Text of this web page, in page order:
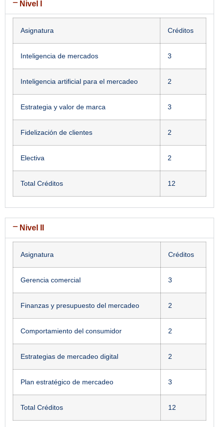
Nivel I
Asignatura Créditos
Inteligencia de mercados 3
Inteligencia artificial para el mercadeo 2
Estrategia y valor de marca 3
Fidelización de clientes 2
Electiva 2
Total Créditos 12
Nivel II
Asignatura Créditos
Gerencia comercial 3
Finanzas y presupuesto del mercadeo 2
Comportamiento del consumidor 2
Estrategias de mercadeo digital 2
Plan estratégico de mercadeo 3
Total Créditos 12